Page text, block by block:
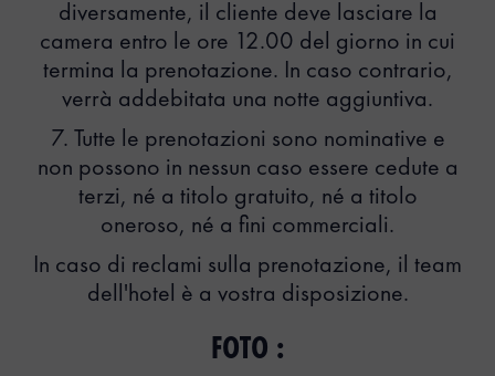
diversamente, il cliente deve lasciare la
camera entro le ore 12.00 del giorno in cui
termina la prenotazione. In caso contrario,
verrà addebitata una notte aggiuntiva.
7. Tutte le prenotazioni sono nominative e
non possono in nessun caso essere cedute a
terzi, né a titolo gratuito, né a titolo
oneroso, né a fini commerciali.
In caso di reclami sulla prenotazione, il team
dell'hotel è a vostra disposizione.
FOTO :